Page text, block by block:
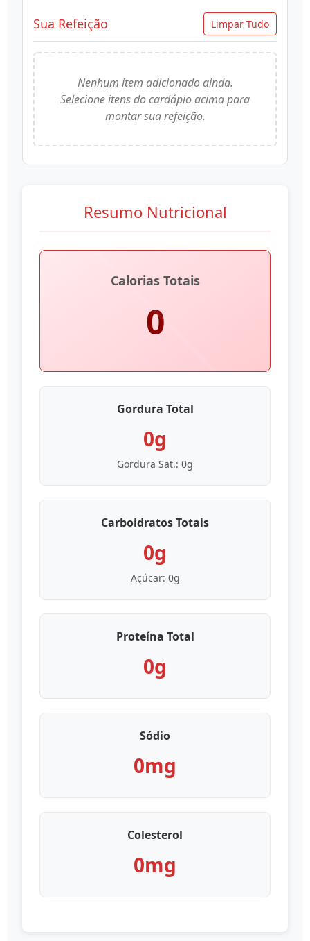
Sua Refeição Limpar Tudo
Nenhum item adicionado ainda.
Selecione itens do cardápio acima para
montar sua refeição.
Resumo Nutricional
Calorias Totais
0
Gordura Total
0g
Gordura Sat.: 0g
Carboidratos Totais
0g
Açúcar: 0g
Proteína Total
0g
Sódio
0mg
Colesterol
0mg